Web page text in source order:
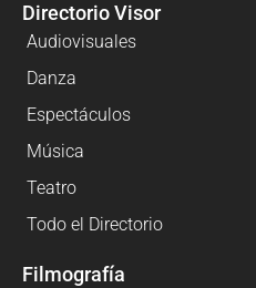
Directorio Visor
Audiovisuales
Danza
Espectáculos
Música
Teatro
Todo el Directorio
Filmografía